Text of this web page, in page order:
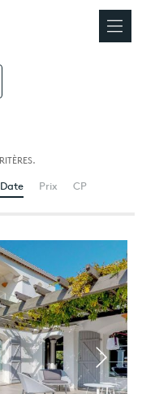
Date Prix CP